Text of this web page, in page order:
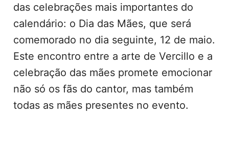
das celebrações mais importantes do
calendário: o Dia das Mães, que será
comemorado no dia seguinte, 12 de maio.
Este encontro entre a arte de Vercillo e a
celebração das mães promete emocionar
não só os fãs do cantor, mas também
todas as mães presentes no evento.